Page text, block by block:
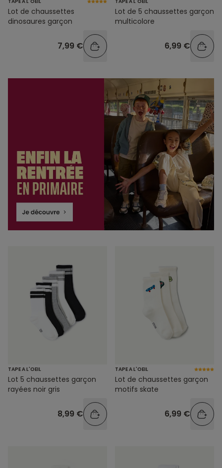
Lot de chaussettes
dinosaures garçon
7,99 €
Lot de 5 chaussettes garçon
multicolore
6,99 €
TAPE A L'OEIL
Lot 5 chaussettes garçon
rayées noir gris
8,99 €
TAPE A L'OEIL
Lot de chaussettes garçon
motifs skate
6,99 €